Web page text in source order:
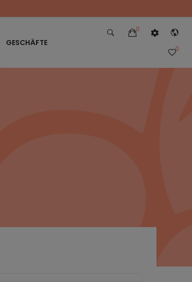
GESCHÄFTE
0
0